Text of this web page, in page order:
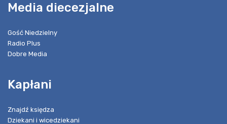
Media diecezjalne
Gość Niedzielny
Radio Plus
Dobre Media
Kapłani
Znajdź księdza
Dziekani i wicedziekani